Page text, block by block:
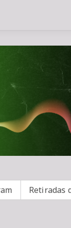
Retiradas da